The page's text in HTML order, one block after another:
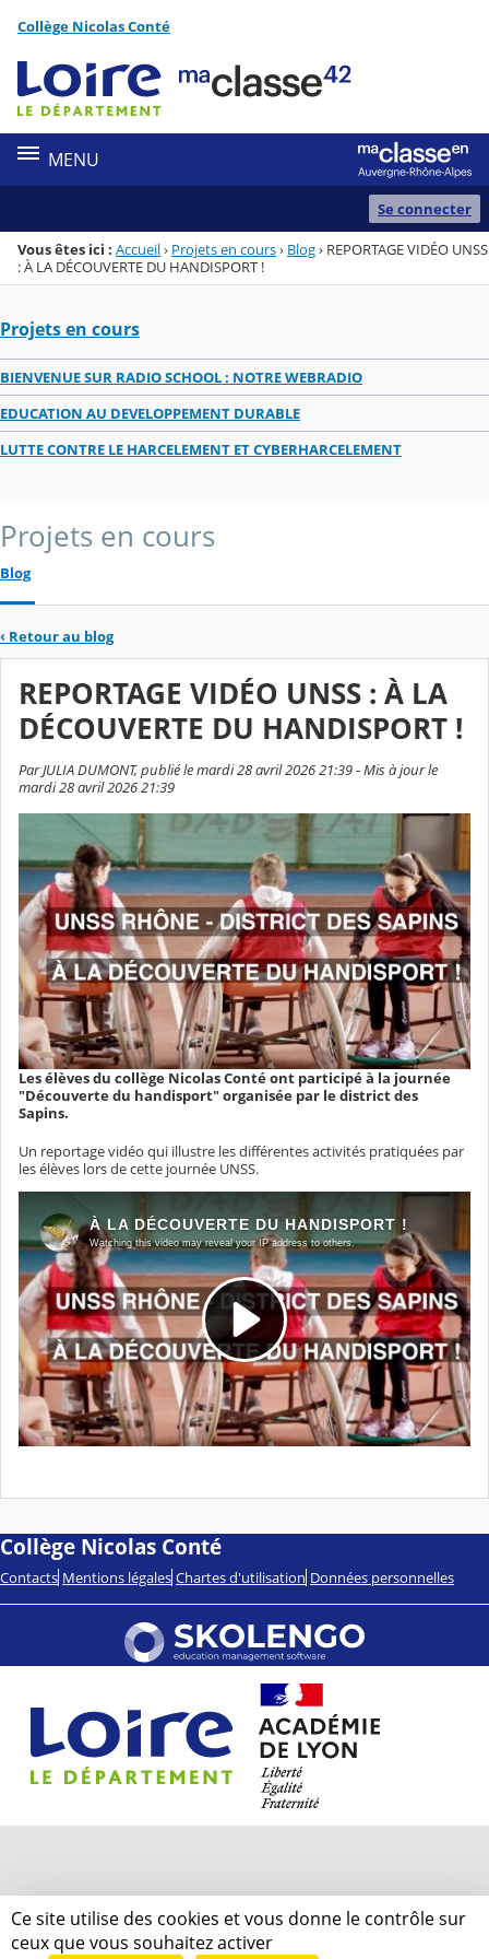
Menu de la rubrique
Contenu
Collège Nicolas Conté
MENU
Se connecter
Vous êtes ici : Accueil› Projets en cours› Blog› REPORTAGE VIDÉO UNSS
: À LA DÉCOUVERTE DU HANDISPORT !
Projets en cours
BIENVENUE SUR RADIO SCHOOL : NOTRE WEBRADIO
EDUCATION AU DEVELOPPEMENT DURABLE
LUTTE CONTRE LE HARCELEMENT ET CYBERHARCELEMENT
Projets en cours
Blog
‹ Retour au blog
REPORTAGE VIDÉO UNSS : À LA
DÉCOUVERTE DU HANDISPORT !
Par JULIA DUMONT, publié le mardi 28 avril 2026 21:39 - Mis à jour le
mardi 28 avril 2026 21:39
Les élèves du collège Nicolas Conté ont participé à la journée
"Découverte du handisport" organisée par le district des
Sapins.
Un reportage vidéo qui illustre les différentes activités pratiquées par
les élèves lors de cette journée UNSS.
Collège Nicolas Conté
Contacts Mentions légales Chartes d'utilisation Données personnelles
Ce site utilise des cookies et vous donne le contrôle sur
ceux que vous souhaitez activer